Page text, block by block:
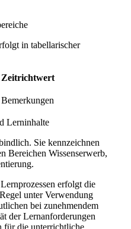
in tabellarischer
Zeitrichtwert
Bemerkungen
Lerninhalte
Sie kennzeichnen
Bereichen Wissenserwerb,
erfolgt die
unter Verwendung
bei zunehmendem
der Lernanforderungen